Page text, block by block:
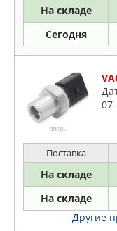
На складе
Сегодня
Поставка
На складе
На складе
Другие